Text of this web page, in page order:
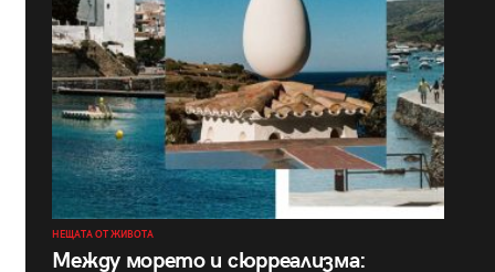
НЕЩАТА ОТ ЖИВОТА
Между морето и сюрреализма: